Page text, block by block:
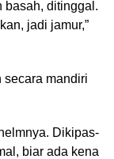
basah, ditinggal.
jadi jamur,”
secara mandiri
Dikipas-
biar ada kena